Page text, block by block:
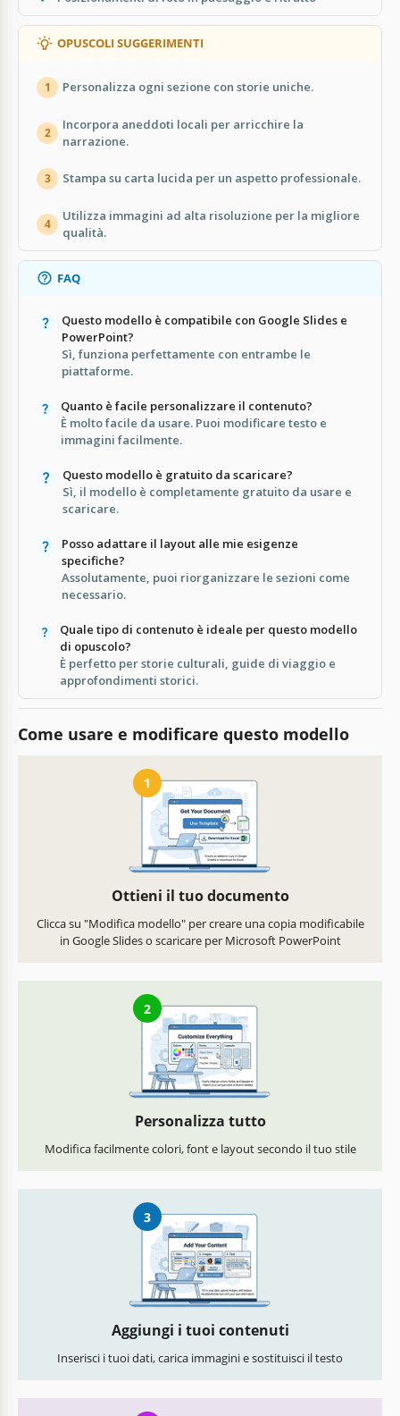
OPUSCOLI SUGGERIMENTI
1 Personalizza ogni sezione con storie uniche.
2
Incorpora aneddoti locali per arricchire la
narrazione.
3 Stampa su carta lucida per un aspetto professionale.
4
Utilizza immagini ad alta risoluzione per la migliore
qualità.
FAQ
Questo modello è compatibile con Google Slides e
PowerPoint?
Sì, funziona perfettamente con entrambe le
piattaforme.
Quanto è facile personalizzare il contenuto?
È molto facile da usare. Puoi modificare testo e
immagini facilmente.
Questo modello è gratuito da scaricare?
Sì, il modello è completamente gratuito da usare e
scaricare.
Posso adattare il layout alle mie esigenze
specifiche?
Assolutamente, puoi riorganizzare le sezioni come
necessario.
Quale tipo di contenuto è ideale per questo modello
di opuscolo?
È perfetto per storie culturali, guide di viaggio e
approfondimenti storici.
Come usare e modificare questo modello
1
Ottieni il tuo documento
Clicca su "Modifica modello" per creare una copia modificabile
in Google Slides o scaricare per Microsoft PowerPoint
2
Personalizza tutto
Modifica facilmente colori, font e layout secondo il tuo stile
3
Aggiungi i tuoi contenuti
Inserisci i tuoi dati, carica immagini e sostituisci il testo